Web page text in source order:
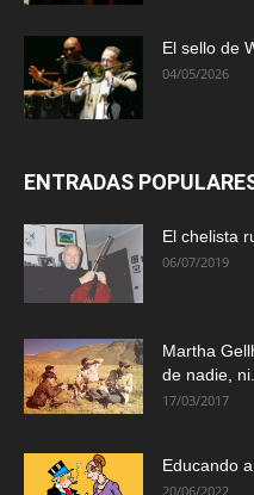
El sello de
04/05/2026
ENTRADAS
El chelista
06/07/2019
Martha
de nadie, ni...
17/03/2017
Educando
20/06/2022